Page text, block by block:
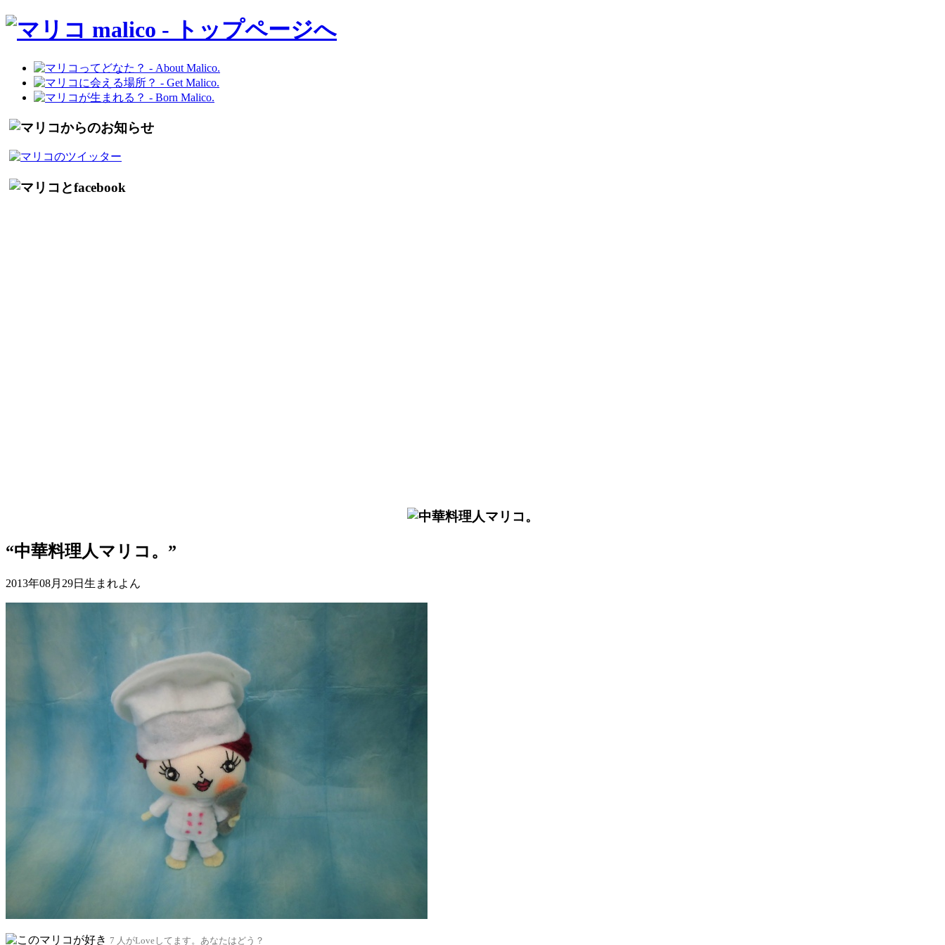
“中華料理人マリコ。”
2013年08月29日生まれよん
7 人がLoveしてます。あなたはどう？